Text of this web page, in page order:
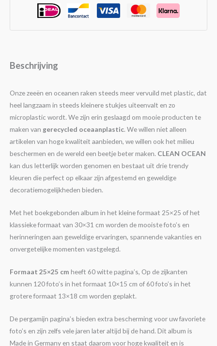
Beschrijving
Onze zeeën en oceanen raken steeds meer vervuild met plastic, dat
heel langzaam in steeds kleinere stukjes uiteenvalt en zo
microplastic wordt. We zijn erin geslaagd om mooie producten te
maken van gerecycled oceaanplastic. We willen niet alleen
artikelen van hoge kwaliteit aanbieden, we willen ook het milieu
beschermen en de wereld een beetje beter maken. CLEAN OCEAN
kan dus letterlijk worden genomen en bestaat uit drie trendy
kleuren die perfect op elkaar zijn afgestemd en geweldige
decoratiemogelijkheden bieden.
Met het boekgebonden album in het kleine formaat 25×25 of het
klassieke formaat van 30×31 cm worden de mooiste foto’s en
herinneringen aan geweldige ervaringen, spannende vakanties en
onvergetelijke momenten vastgelegd.
Formaat 25×25 cm heeft 60 witte pagina’s, Op de zijkanten
kunnen 120 foto’s in het formaat 10×15 cm of 60 foto’s in het
grotere formaat 13×18 cm worden geplakt.
De pergamijn pagina’s bieden extra bescherming voor uw favoriete
foto’s en zijn zelfs vele jaren later altijd bij de hand. Dit album is
Made in Germany en staat daarom voor hoge kwaliteit en is